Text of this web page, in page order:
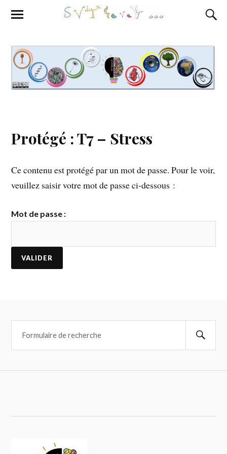
Protégé : T7 – Stress
Ce contenu est protégé par un mot de passe. Pour le voir,
veuillez saisir votre mot de passe ci-dessous :
Mot de passe :